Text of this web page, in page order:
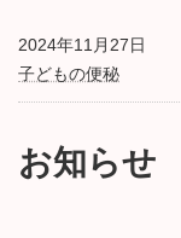
2024年11月27日
子どもの便秘
お知らせ